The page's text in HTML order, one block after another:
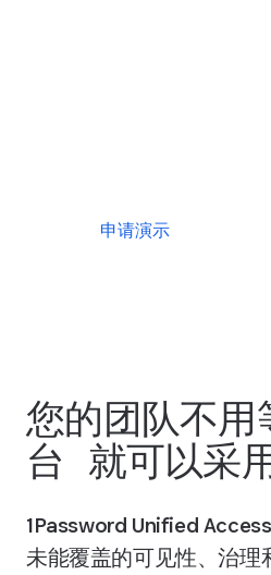
申请演示
您的团队不用
台 就可以采
1Password Unified
未能覆盖的可见性、治理